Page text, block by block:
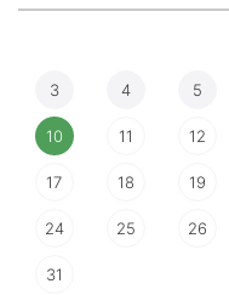
3 4 5
10 11 12
17 18 19
24 25 26
31